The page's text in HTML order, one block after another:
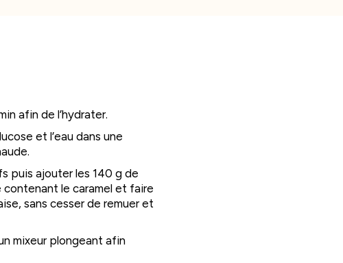
afin de l’hydrater.
et l’eau dans une
puis ajouter les 140 g de
contenant le caramel et faire
sans cesser de remuer et
mixeur plongeant afin